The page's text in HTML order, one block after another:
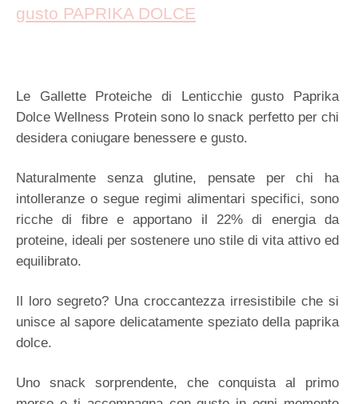
gusto PAPRIKA DOLCE
Le Gallette Proteiche di Lenticchie gusto Paprika
Dolce Wellness Protein sono lo snack perfetto per chi
desidera coniugare benessere e gusto.
Naturalmente senza glutine, pensate per chi ha
intolleranze o segue regimi alimentari specifici, sono
ricche di fibre e apportano il 22% di energia da
proteine, ideali per sostenere uno stile di vita attivo ed
equilibrato.
Il loro segreto? Una croccantezza irresistibile che si
unisce al sapore delicatamente speziato della paprika
dolce.
Uno snack sorprendente, che conquista al primo